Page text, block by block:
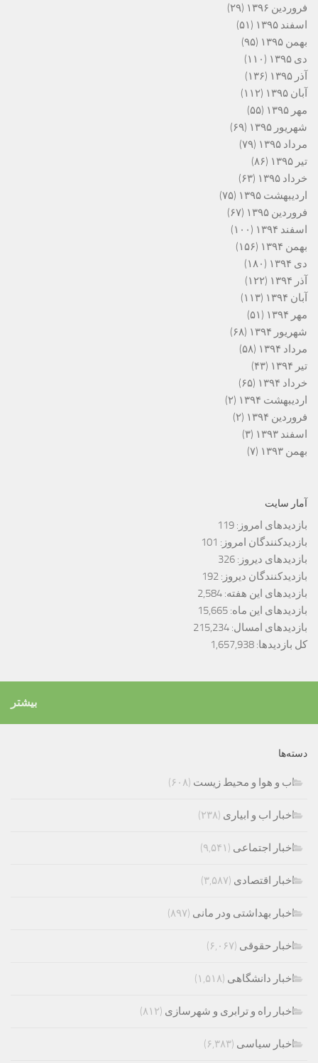
فروردین ۱۳۹۶
(۲۹)
اسفند ۱۳۹۵
(۵۱)
بهمن ۱۳۹۵
(۹۵)
دی ۱۳۹۵
(۱۱۰)
آذر ۱۳۹۵
(۱۳۶)
آبان ۱۳۹۵
(۱۱۲)
مهر ۱۳۹۵
(۵۵)
شهریور ۱۳۹۵
(۶۹)
مرداد ۱۳۹۵
(۷۹)
تیر ۱۳۹۵
(۸۶)
خرداد ۱۳۹۵
(۶۳)
اردیبهشت ۱۳۹۵
(۷۵)
فروردین ۱۳۹۵
(۶۷)
اسفند ۱۳۹۴
(۱۰۰)
بهمن ۱۳۹۴
(۱۵۶)
دی ۱۳۹۴
(۱۸۰)
آذر ۱۳۹۴
(۱۲۲)
آبان ۱۳۹۴
(۱۱۳)
مهر ۱۳۹۴
(۵۱)
شهریور ۱۳۹۴
(۶۸)
مرداد ۱۳۹۴
(۵۸)
تیر ۱۳۹۴
(۴۳)
خرداد ۱۳۹۴
(۶۵)
اردیبهشت ۱۳۹۴
(۲)
فروردین ۱۳۹۴
(۲)
اسفند ۱۳۹۳
(۳)
بهمن ۱۳۹۳
(۷)
آمار سایت
بازدیدهای امروز: 119
بازدیدکنندگان امروز: 101
بازدیدهای دیروز: 326
بازدیدکنندگان دیروز: 192
بازدیدهای این هفته: 2,584
بازدیدهای این ماه: 15,665
بازدیدهای امسال: 215,234
کل بازدیدها: 1,657,938
بیشتر
دسته‌ها
اب و هوا و محیط زیست (۶۰۸)
اخبار اب و ابیاری (۲۳۸)
اخبار اجتماعی (۹,۵۴۱)
اخبار اقتصادی (۳,۵۸۷)
اخبار بهداشتی ودر مانی (۸۹۷)
اخبار حقوقی (۶,۰۶۷)
اخبار دانشگاهی (۱,۵۱۸)
اخبار راه و ترابری و شهرسازی (۸۱۲)
اخبار سیاسی (۶,۳۸۳)